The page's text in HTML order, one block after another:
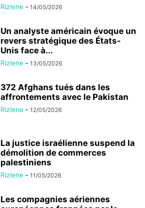
Rizlene - 14/05/2026
Un analyste américain évoque un
revers stratégique des États-
Unis face à...
Rizlene - 13/05/2026
372 Afghans tués dans les
affrontements avec le Pakistan
Rizlene - 12/05/2026
La justice israélienne suspend la
démolition de commerces
palestiniens
Rizlene - 11/05/2026
Les compagnies aériennes